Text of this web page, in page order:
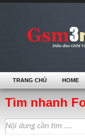
Tìm nhanh
TRANG CHỦ HOME